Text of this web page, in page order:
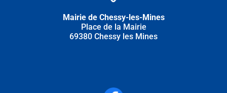
Mairie de Chessy-les-Mines
Place de la Mairie
69380 Chessy les Mines